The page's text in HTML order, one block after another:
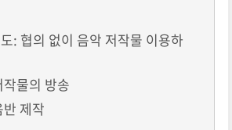
: 협의 없이 음악 저작물 이용하
물의 방송
제작